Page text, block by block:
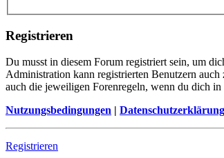
Registrieren
Du musst in diesem Forum registriert sein, um
Administration kann registrierten Benutzern
auch die jeweiligen Forenregeln, wenn du dich in
Nutzungsbedingungen | Datenschutzerklärung
Registrieren